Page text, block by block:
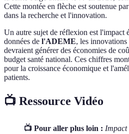
Cette montée en flèche est soutenue
dans la recherche et l'innovation.
Un autre sujet de réflexion est l'impact
données de l'ADEME, les innovations
devraient générer des économies de
budget santé national. Ces chiffres
pour la croissance économique et
patients.
📺 Ressource Vidéo
📺 Pour aller plus loin : Impact